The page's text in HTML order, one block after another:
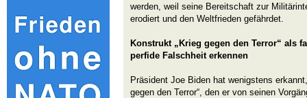
werden, weil seine Bereitschaft zur
erodiert und den Weltfrieden gefährdet.
Konstrukt „Krieg gegen den Terror“ als
perfide Falschheit erkennen
Präsident Joe Biden hat wenigstens
gegen den Terror“, den er von seinen